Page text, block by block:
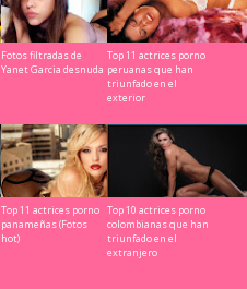
Fotos filtradas de
Yanet Garcia desnuda
Top 11 actrices porno
peruanas que han
triunfado en el
exterior
Top 11 actrices porno
panameñas (Fotos
hot)
Top 10 actrices porno
colombianas que han
triunfado en el
extranjero